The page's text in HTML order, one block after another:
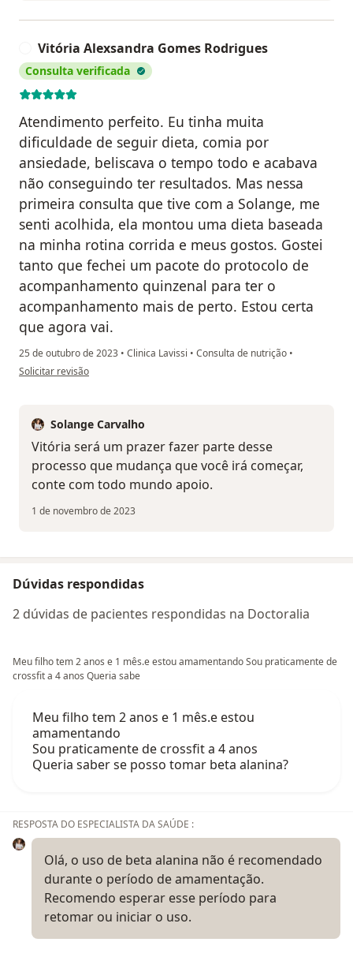
Vitória Alexsandra Gomes Rodrigues
Consulta verificada
Atendimento perfeito. Eu tinha muita
dificuldade de seguir dieta, comia por
ansiedade, beliscava o tempo todo e acabava
não conseguindo ter resultados. Mas nessa
primeira consulta que tive com a Solange, me
senti acolhida, ela montou uma dieta baseada
na minha rotina corrida e meus gostos. Gostei
tanto que fechei um pacote do protocolo de
acompanhamento quinzenal para ter o
acompanhamento mais de perto. Estou certa
que agora vai.
25 de outubro de 2023 • Clinica Lavissi • Consulta de nutrição •
na opinião do utilizador Vitória Alexsandra Gomes Rodrigues
Solicitar revisão
Solange Carvalho
Vitória será um prazer fazer parte desse
processo que mudança que você irá começar,
conte com todo mundo apoio.
1 de novembro de 2023
Dúvidas respondidas
2 dúvidas de pacientes respondidas na Doctoralia
Meu filho tem 2 anos e 1 mês.e estou amamentando Sou praticamente de
crossfit a 4 anos Queria sabe
Meu filho tem 2 anos e 1 mês.e estou
amamentando
Sou praticamente de crossfit a 4 anos
Queria saber se posso tomar beta alanina?
RESPOSTA DO ESPECIALISTA DA SAÚDE :
Olá, o uso de beta alanina não é recomendado
durante o período de amamentação.
Recomendo esperar esse período para
retomar ou iniciar o uso.